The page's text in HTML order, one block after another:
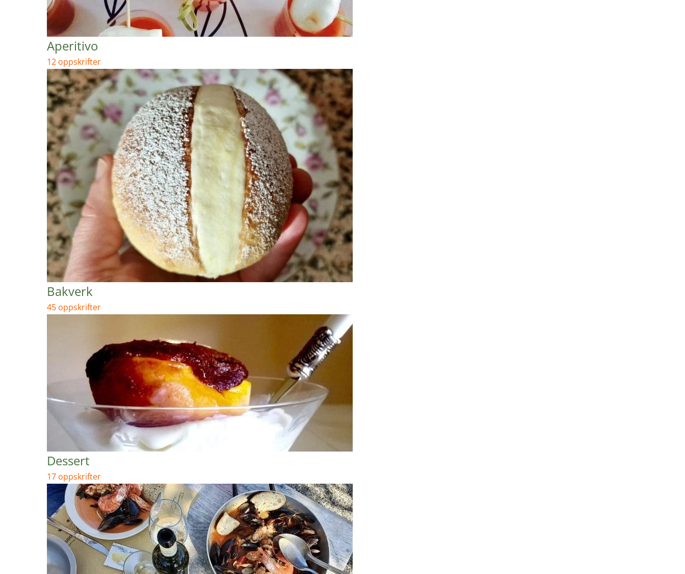
Aperitivo
12 oppskrifter
Bakverk
45 oppskrifter
Dessert
17 oppskrifter